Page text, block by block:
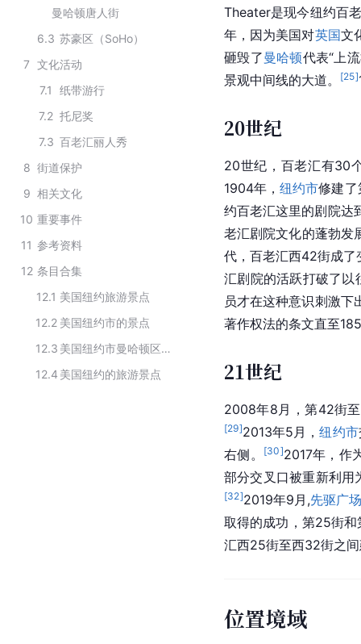
曼哈顿唐人街
6.3 苏豪区（SoHo）
7 文化活动
7.1
纸带游行
7.2 托尼奖
7.3 百老汇丽人秀
8 街道保护
9 相关文化
10 重要事件
11 参考资料
12 条目合集
12.1 美国纽约旅游景点
12.2 美国纽约市的景点
12.3
美国纽约市曼哈顿区的街道
12.4 美国纽约的旅游景点
Theater是现今纽约百
年，因为美国对英国文
砸毁了曼哈顿代表“上
景观中间线的大道。
[25]
20世纪
20世纪，百老汇有30
1904年，纽约市修建了
约百老汇这里的剧院达
老汇剧院文化的蓬勃发
代，百老汇西42街成了
汇剧院的活跃打破了以
员才在这种意识刺激
著作权法的条文直至
21世纪
2008年8月，第42街
[29]2013年5月，纽约市
右侧。
[30]2017年，作
部分交叉口被重新利用
[32]2019年9月,先驱广场
取得的成功，第25街
汇西25街至西32街之
位置境域